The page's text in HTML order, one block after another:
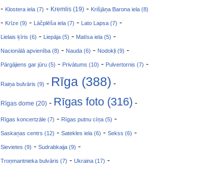
- Klostera iela (7) - Kremlis (19) - Krišjāņa Barona iela (8)
- Krīze (9) - Lāčplēša iela (7) - Lato Lapsa (7) -
Lielais ķīris (6) - Liepāja (5) - Matīsa iela (5) -
Nacionālā apvienība (8) - Nauda (6) - Nodokļi (9) -
Pārgājiens gar jūru (5) - Privātums (10) - Pulvertornis (7) -
Raiņa bulvāris (9) - Rīga (388) -
Rīgas dome (20) - Rīgas foto (316) -
Rīgas koncertzāle (7) - Rīgas putnu cīņa (5) -
Saskaņas centrs (12) - Satekles iela (6) - Sekss (6) -
Sievietes (9) - Sudrabkaija (9) -
Troņmantnieka bulvāris (7) - Ukraina (17) -